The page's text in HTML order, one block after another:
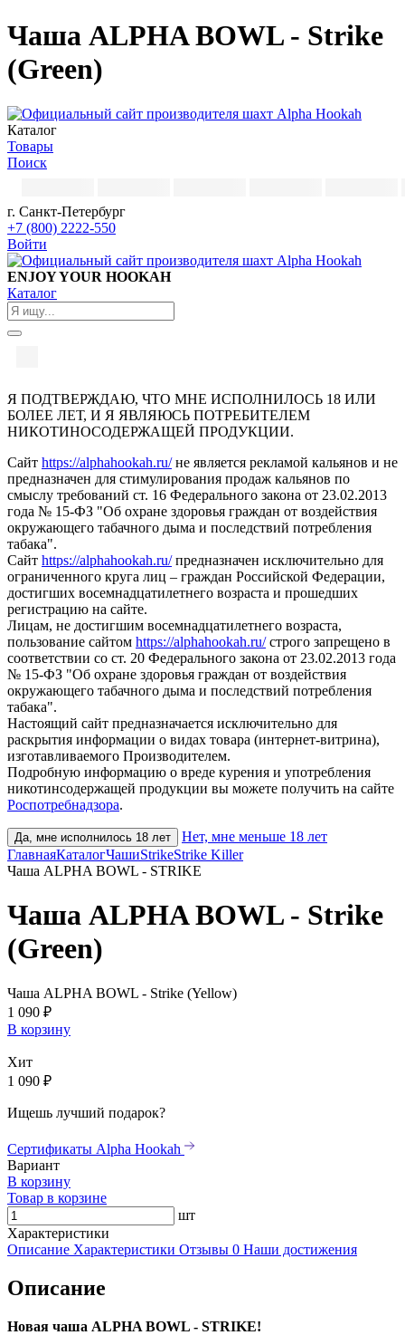
Чаша ALPHA BOWL - Strike
(Green)
Каталог
Товары
Поиск
г. Санкт-Петербург
+7 (800) 2222-550
Войти
ENJOY YOUR HOOKAH
Каталог
Я ПОДТВЕРЖДАЮ, ЧТО МНЕ ИСПОЛНИЛОСЬ 18 ИЛИ
БОЛЕЕ ЛЕТ, И Я ЯВЛЯЮСЬ ПОТРЕБИТЕЛЕМ
НИКОТИНОСОДЕРЖАЩЕЙ ПРОДУКЦИИ.
Сайт https://alphahookah.ru/не является рекламой кальянов и не
предназначен для стимулирования продаж кальянов по
смыслу требований ст. 16 Федерального закона от 23.02.2013
года № 15-ФЗ "Об охране здоровья граждан от воздействия
окружающего табачного дыма и последствий потребления
табака".
Сайт https://alphahookah.ru/предназначен исключительно для
ограниченного круга лиц – граждан Российской Федерации,
достигших восемнадцатилетнего возраста и прошедших
регистрацию на сайте.
Лицам, не достигшим восемнадцатилетнего возраста,
пользование сайтом https://alphahookah.ru/строго запрещено в
соответствии со ст. 20 Федерального закона от 23.02.2013 года
№ 15-ФЗ "Об охране здоровья граждан от воздействия
окружающего табачного дыма и последствий потребления
табака".
Настоящий сайт предназначается исключительно для
раскрытия информации о видах товара (интернет-витрина),
изготавливаемого Производителем.
Подробную информацию о вреде курения и употребления
никотинсодержащей продукции вы можете получить на сайте
Роспотребнадзора.
Да, мне исполнилось 18 лет
Нет, мне меньше 18 лет
ГлавнаяКаталогЧашиStrikeStrike Killer
Чаша ALPHA BOWL - STRIKE
Чаша ALPHA BOWL - Strike
(Green)
Чаша ALPHA BOWL - Strike (Yellow)
1 090 ₽
В корзину
Хит
1 090 ₽
Ищешь лучший подарок?
Сертификаты Alpha Hookah
Вариант
В корзину
Товар в корзине
шт
Характеристики
Описание Характеристики Отзывы 0 Наши достижения
Описание
Новая чаша ALPHA BOWL - STRIKE!